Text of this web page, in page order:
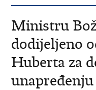
Ministru
dodijeljeno
Huberta za